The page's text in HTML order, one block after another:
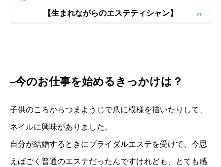
【生まれながらのエステティシャン】
–今のお仕事を始めるきっかけは？
子供のころからつまようじで爪に模様を描いたりして、
ネイルに興味がありました。
自分が結婚するときにブライダルエステを受けて、今思
えばごく普通のエステだったんですけれども、とても感